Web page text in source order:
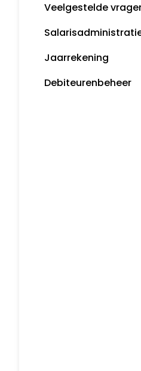
Snelstart
Incasseren
Bankkoppeling
Algemene
Tips
MijnSnelStart
Koppelingen
Veelgestelde
Jaarrekening
Debiteurenbeheer